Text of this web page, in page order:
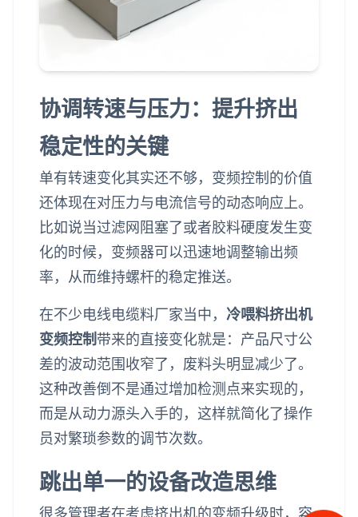
协调转速与压力：提升挤出
稳定性的关键
单有转速变化其实还不够，变频控制的价值
还体现在对压力与电流信号的动态响应上。
比如说当过滤网阻塞了或者胶料硬度发生变
化的时候，变频器可以迅速地调整输出频
率，从而维持螺杆的稳定推送。
在不少电线电缆料厂家当中， 冷喂料挤出机
变频控制带来的直接变化就是：产品尺寸公
差的波动范围收窄了，废料头明显减少了。
这种改善倒不是通过增加检测点来实现的，
而是从动力源头入手的，这样就简化了操作
员对繁琐参数的调节次数。
跳出单一的设备改造思维
很多管理者在考虑挤出机的变频升级时，容